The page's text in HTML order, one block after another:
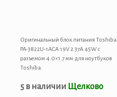
Оригинальный блок питания Toshiba
PA-3822U-1ACA 19V 2.37A 45W с
разъемом 4.0×1.7 мм для ноутбуков
Toshiba.
5 в наличии Щелково